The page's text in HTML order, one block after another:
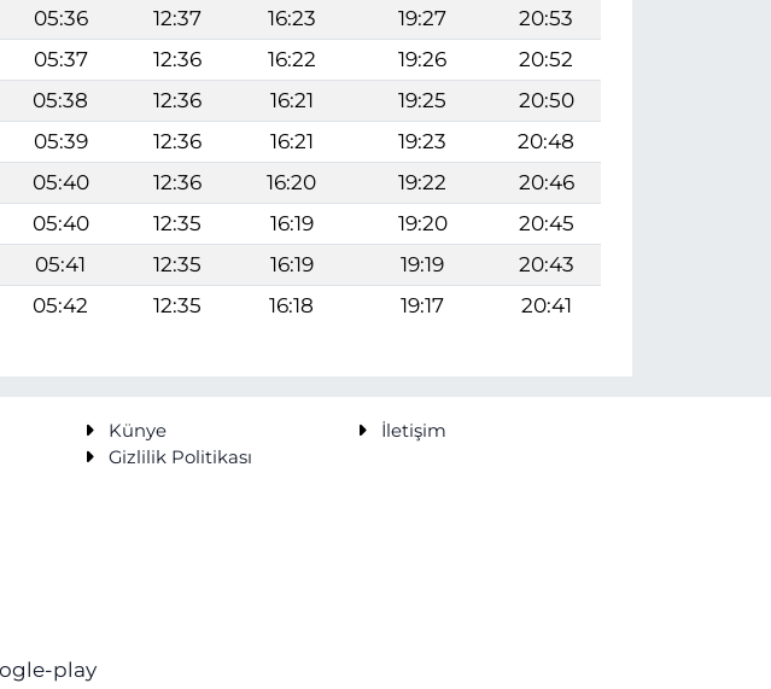
05:36 12:37 16:23 19:27
20:53
05:37 12:36 16:22 19:26
20:52
05:38 12:36 16:21 19:25
20:50
05:39 12:36 16:21 19:23
20:48
05:40 12:36 16:20 19:22
20:46
05:40 12:35 16:19 19:20
20:45
05:41 12:35 16:19 19:19
20:43
05:42 12:35 16:18 19:17 20:41
Künye
İletişim
Gizlilik Politikası